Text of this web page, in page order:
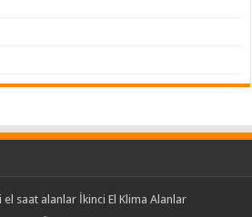
el saat alanlar İkinci El Klima Alanlar